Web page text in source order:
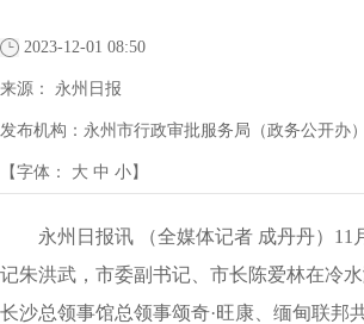
2023-12-01 08:50
来源： 永州日报
发布机构： 永州市行政审批服务局（政务公开办）
【字体： 大 中 小】
永州日报讯 （全媒体记者 成丹丹）11
记朱洪武，市委副书记、市长陈爱林在冷
长沙总领事馆总领事颂奇·旺康、缅甸联邦